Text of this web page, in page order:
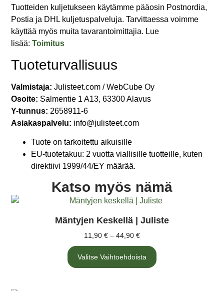
Tuotteiden kuljetukseen käytämme pääosin Postnordia,
Postia ja DHL kuljetuspalveluja. Tarvittaessa voimme
käyttää myös muita tavarantoimittajia. Lue
lisää:Toimitus
Tuoteturvallisuus
Valmistaja: Julisteet.com / WebCube Oy
Osoite: Salmentie 1 A13, 63300 Alavus
Y-tunnus: 2658911-6
Asiakaspalvelu: info@julisteet.com
Tuote on tarkoitettu aikuisille
EU-tuotetakuu: 2 vuotta viallisille tuotteille, kuten
direktiivi 1999/44/EY määrää.
Katso myös nämä
Mäntyjen Keskellä | Juliste
11,90 € – 44,90 €
Valitse Vaihtoehdoista